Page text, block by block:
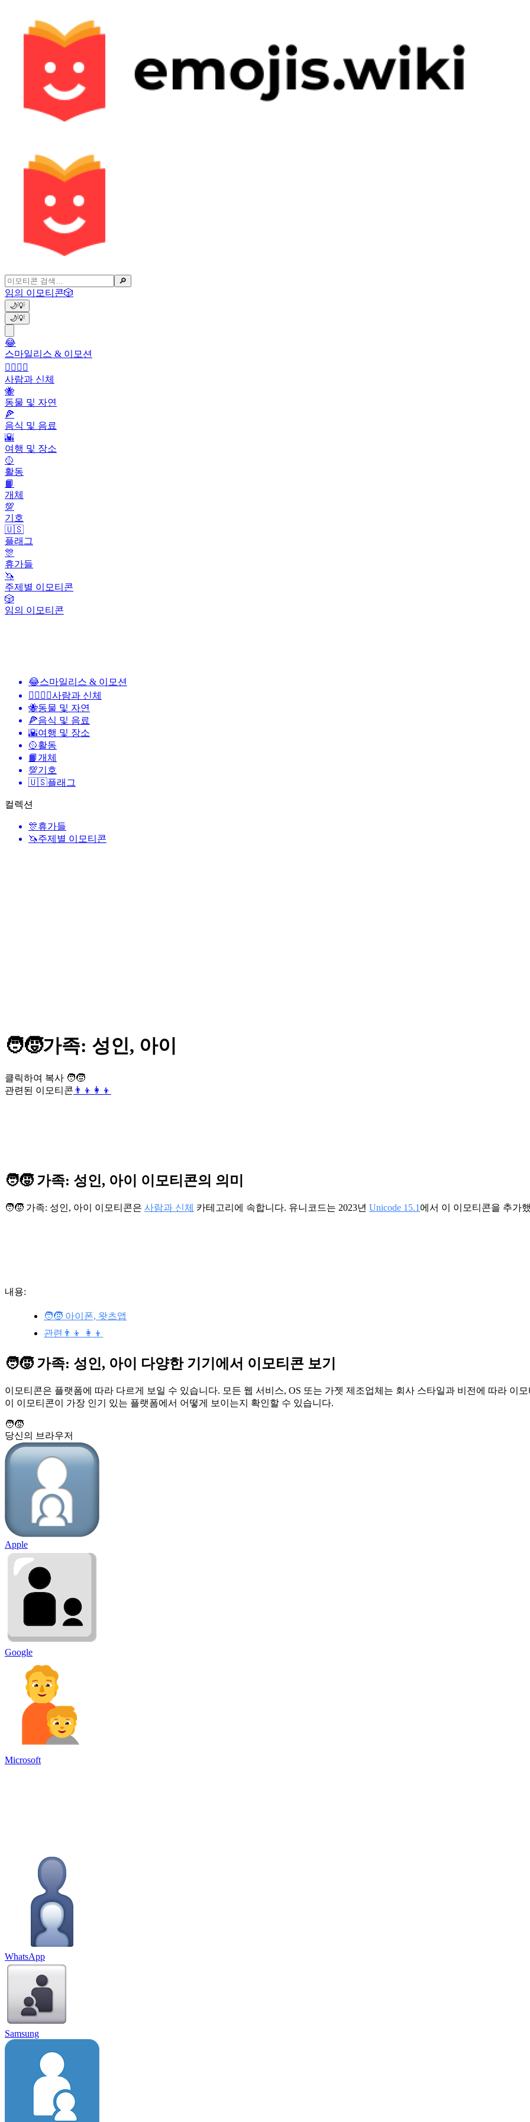
🔎
임의 이모티콘🎲
🌙💡
🌙💡
😂
스마일리스 & 이모션
👩‍❤️‍💋‍👨
사람과 신체
🐝
동물 및 자연
🍕
음식 및 음료
🌇
여행 및 장소
🥎
활동
📙
개체
💯
기호
🇺🇸
플래그
🎊
휴가들
🦄
주제별 이모티콘
🎲
임의 이모티콘
😂스마일리스 & 이모션
👩‍❤️‍💋‍👨사람과 신체
🐝동물 및 자연
🍕음식 및 음료
🌇여행 및 장소
🥎활동
📙개체
💯기호
🇺🇸플래그
컬렉션
🎊휴가들
🦄주제별 이모티콘
🧑‍🧒가족: 성인, 아이
클릭하여 복사 🧑‍🧒
관련된 이모티콘 👨‍👦 👩‍👦
🧑‍🧒 가족: 성인, 아이 이모티콘의 의미
🧑‍🧒 가족: 성인, 아이 이모티콘은 사람과 신체 카테고리에 속합니다. 유니코드는 2023년 Unicode 15.1 에서 이 이모티콘을 추가
내용:
🧑‍🧒 아이폰, 왓츠앱
관련👨‍👦 👩‍👦
🧑‍🧒 가족: 성인, 아이 다양한 기기에서 이모티콘 보기
이모티콘은 플랫폼에 따라 다르게 보일 수 있습니다. 모든 웹 서비스, OS 또는 가젯 제조업체는 회사 스타일과 비전에 따라 이
이 이모티콘이 가장 인기 있는 플랫폼에서 어떻게 보이는지 확인할 수 있습니다.
🧑‍🧒
당신의 브라우저
Apple
Google
Microsoft
WhatsApp
Samsung